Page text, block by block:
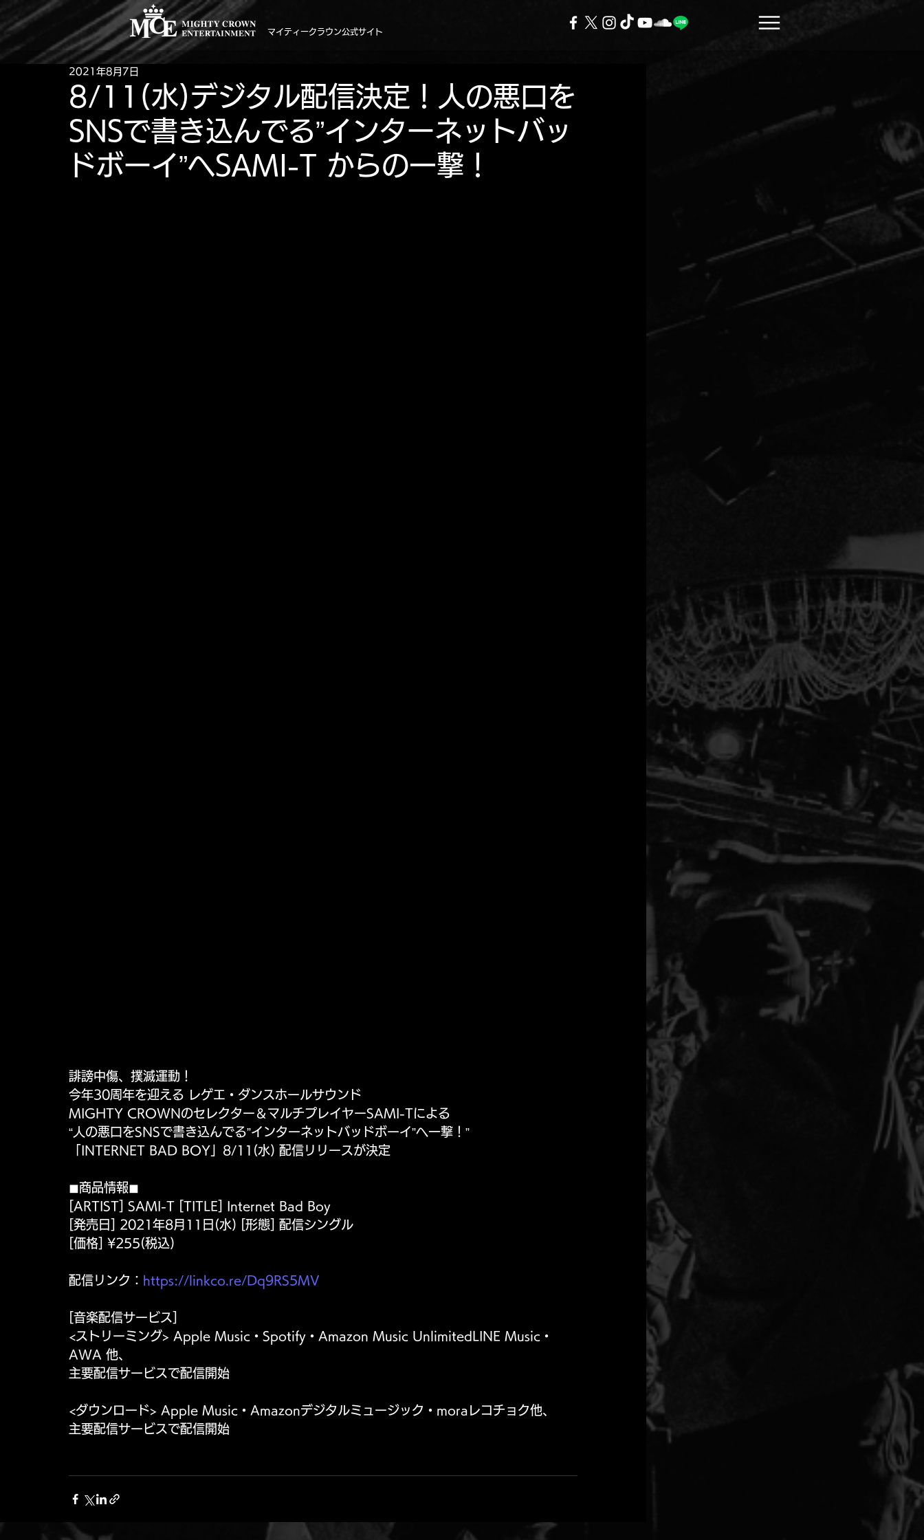
マイティークラウン公式サイト
8/11(水)デジタル配信決定！人の悪口を
SNSで書き込んでる”インターネットバッ
ドボーイ”へSAMI-T からの一撃！
2021年8月7日
誹謗中傷、撲滅運動！
今年30周年を迎える レゲエ・ダンスホールサウンド
MIGHTY CROWNのセレクター＆マルチプレイヤーSAMI-Tによる
“人の悪口をSNSで書き込んでる”インターネットバッドボーイ”へ一撃！”
「INTERNET BAD BOY」8/11(水) 配信リリースが決定
◼︎商品情報◼︎
[ARTIST] SAMI-T [TITLE] Internet Bad Boy
[発売日] 2021年8月11日(水) [形態] 配信シングル
[価格] ¥255(税込)
配信リンク： https://linkco.re/Dq9RS5MV
[音楽配信サービス]
<ストリーミング> Apple Music・Spotify・Amazon Music UnlimitedLINE Music・
AWA 他、
主要配信サービスで配信開始
<ダウンロード> Apple Music・Amazonデジタルミュージック・moraレコチョク他、
主要配信サービスで配信開始